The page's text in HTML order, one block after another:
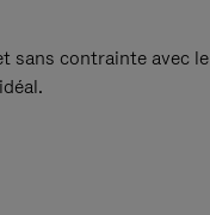
sans contrainte avec le